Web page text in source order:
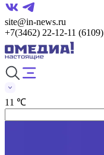
site@in-news.ru
+7(3462) 22-12-11 (6109)
11 ℃